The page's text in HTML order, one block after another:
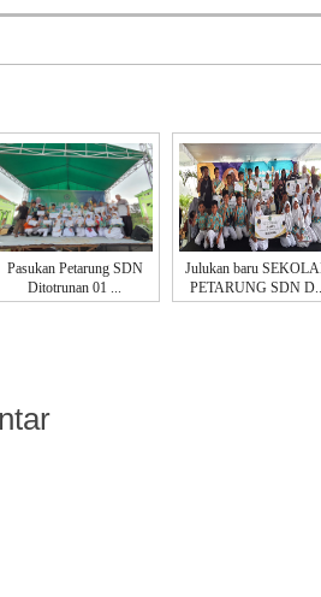
Pasukan Petarung SDN
Ditotrunan 01 ...
Julukan baru
PETARUNG SDN